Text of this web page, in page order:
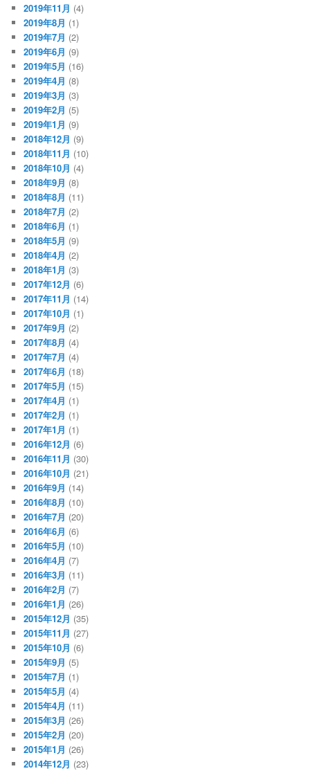
2019年11月 (4)
2019年8月 (1)
2019年7月 (2)
2019年6月 (9)
2019年5月 (16)
2019年4月 (8)
2019年3月 (3)
2019年2月 (5)
2019年1月 (9)
2018年12月 (9)
2018年11月 (10)
2018年10月 (4)
2018年9月 (8)
2018年8月 (11)
2018年7月 (2)
2018年6月 (1)
2018年5月 (9)
2018年4月 (2)
2018年1月 (3)
2017年12月 (6)
2017年11月 (14)
2017年10月 (1)
2017年9月 (2)
2017年8月 (4)
2017年7月 (4)
2017年6月 (18)
2017年5月 (15)
2017年4月 (1)
2017年2月 (1)
2017年1月 (1)
2016年12月 (6)
2016年11月 (30)
2016年10月 (21)
2016年9月 (14)
2016年8月 (10)
2016年7月 (20)
2016年6月 (6)
2016年5月 (10)
2016年4月 (7)
2016年3月 (11)
2016年2月 (7)
2016年1月 (26)
2015年12月 (35)
2015年11月 (27)
2015年10月 (6)
2015年9月 (5)
2015年7月 (1)
2015年5月 (4)
2015年4月 (11)
2015年3月 (26)
2015年2月 (20)
2015年1月 (26)
2014年12月 (23)